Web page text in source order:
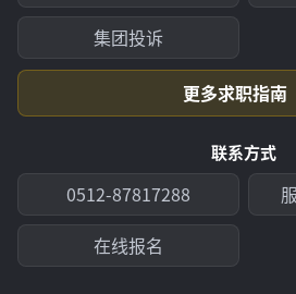
集团投诉
更多求职指南
联系方式
0512-87817288
在线报名